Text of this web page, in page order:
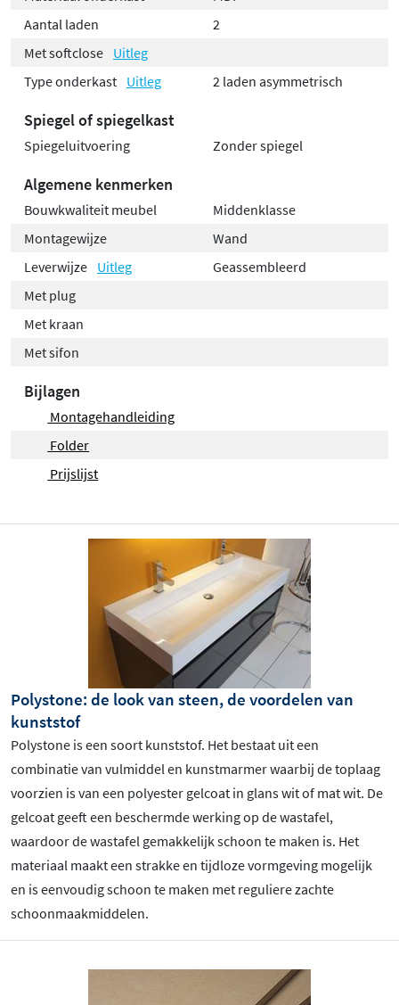
Aantal laden
2
Met softclose Uitleg
Type onderkast Uitleg 2 laden asymmetrisch
Spiegel of spiegelkast
Spiegeluitvoering Zonder spiegel
Algemene kenmerken
Bouwkwaliteit meubel
Middenklasse
Montagewijze
Wand
Leverwijze Uitleg
Geassembleerd
Met plug
Met kraan
Met sifon
Bijlagen
Montagehandleiding
Folder
Prijslijst
Polystone: de look van steen, de voordelen van
kunststof
Polystone is een soort kunststof. Het bestaat uit een
combinatie van vulmiddel en kunstmarmer waarbij de toplaag
voorzien is van een polyester gelcoat in glans wit of mat wit. De
gelcoat geeft een beschermde werking op de wastafel,
waardoor de wastafel gemakkelijk schoon te maken is. Het
materiaal maakt een strakke en tijdloze vormgeving mogelijk
en is eenvoudig schoon te maken met reguliere zachte
schoonmaakmiddelen.